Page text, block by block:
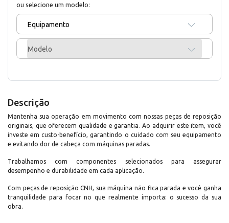
ou selecione um modelo:
Equipamento
Modelo
Descrição
Mantenha sua operação em movimento com nossas peças de reposição
originais, que oferecem qualidade e garantia. Ao adquirir este item, você
investe em custo-benefício, garantindo o cuidado com seu equipamento
e evitando dor de cabeça com máquinas paradas.
Trabalhamos com componentes selecionados para assegurar
desempenho e durabilidade em cada aplicação.
Com peças de reposição CNH, sua máquina não fica parada e você ganha
tranquilidade para focar no que realmente importa: o sucesso da sua
obra.